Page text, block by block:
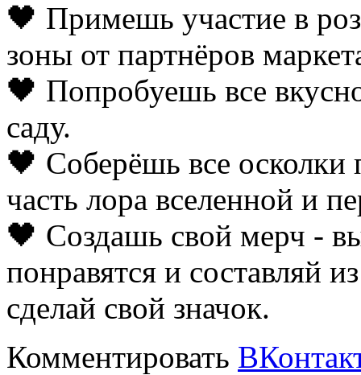
🖤 Примешь участие в
зоны от партнёров
🖤 Попробуешь все
саду.
🖤 Соберёшь все
часть лора вселенной и
🖤 Создашь свой мерч -
понравятся и составляй
сделай свой значок.
Комментировать